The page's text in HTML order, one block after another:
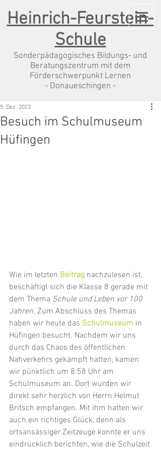
Heinrich-Feurstein-
Schule
Sonderpädagogisches Bildungs- und
Beratungszentrum mit dem
Förderschwerpunkt Lernen
- Donaueschingen -
Besuch im Schulmuseum
Hüfingen
5. Dez. 2023
Wie im letzten Beitrag nachzulesen ist,
beschäftigt sich die Klasse 8 gerade mit
dem Thema Schule und Leben vor 100
Jahren. Zum Abschluss des Themas
haben wir heute das Schulmuseum in
Hüfingen besucht. Nachdem wir uns
durch das Chaos des öffentlichen
Nahverkehrs gekämpft hatten, kamen
wir pünktlich um 8:58 Uhr am
Schulmuseum an. Dort wurden wir
direkt sehr herzlich von Herrn Helmut
Britsch empfangen. Mit ihm hatten wir
auch ein richtiges Glück, denn als
ortsansässiger Zeitzeuge konnte er uns
eindrücklich berichten, wie die Schulzeit